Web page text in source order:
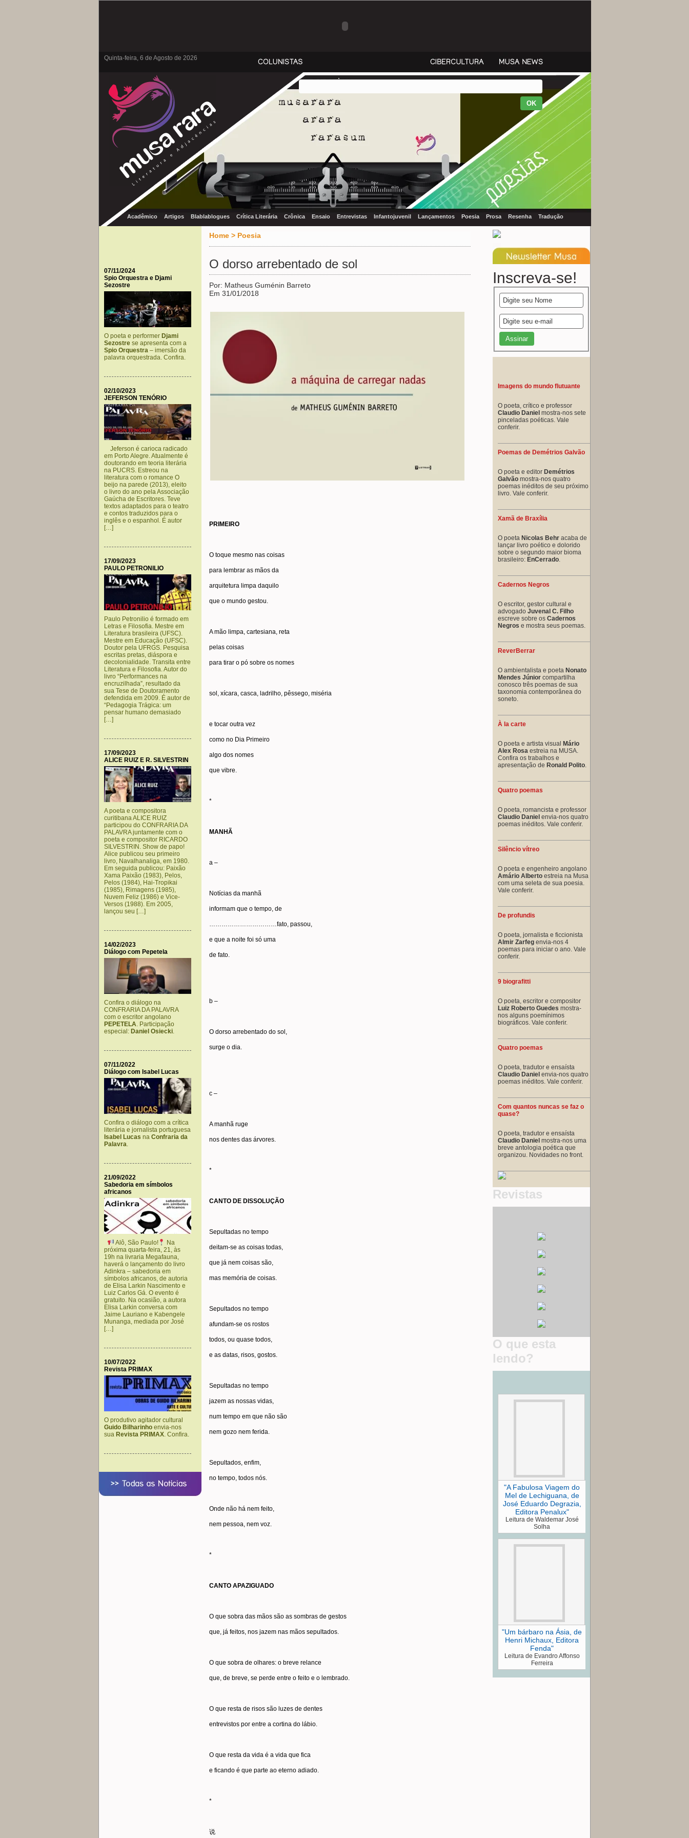
Quinta-feira, 6 de Agosto de 2026
Acadêmico Artigos Blablablogues Crítica Literária Crônica Ensaio Entrevistas Infantojuvenil Lançamentos Poesia Prosa Resenha Tradução
07/11/2024
Spio Orquestra e Djami
Sezostre
O poeta e performer Djami
Sezostre se apresenta com a
Spio Orquestra – imersão da
palavra orquestrada. Confira.
02/10/2023
JEFERSON TENÓRIO
Jeferson é carioca radicado
em Porto Alegre. Atualmente é
doutorando em teoria literária
na PUCRS. Estreou na
literatura com o romance O
beijo na parede (2013), eleito
o livro do ano pela Associação
Gaúcha de Escritores. Teve
textos adaptados para o teatro
e contos traduzidos para o
inglês e o espanhol. É autor
[…]
17/09/2023
PAULO PETRONILIO
Paulo Petronilio é formado em
Letras e Filosofia. Mestre em
Literatura brasileira (UFSC).
Mestre em Educação (UFSC).
Doutor pela UFRGS. Pesquisa
escritas pretas, diáspora e
decolonialidade. Transita entre
Literatura e Filosofia. Autor do
livro “Performances na
encruzilhada”, resultado da
sua Tese de Doutoramento
defendida em 2009. É autor de
“Pedagogia Trágica: um
pensar humano demasiado
[…]
17/09/2023
ALICE RUIZ E R. SILVESTRIN
A poeta e compositora
curitibana ALICE RUIZ
participou do CONFRARIA DA
PALAVRA juntamente com o
poeta e compositor RICARDO
SILVESTRIN. Show de papo!
Alice publicou seu primeiro
livro, Navalhanaliga, em 1980.
Em seguida publicou: Paixão
Xama Paixão (1983), Pelos,
Pelos (1984), Hai-Tropikai
(1985), Rimagens (1985),
Nuvem Feliz (1986) e Vice-
Versos (1988). Em 2005,
lançou seu […]
14/02/2023
Diálogo com Pepetela
Confira o diálogo na
CONFRARIA DA PALAVRA
com o escritor angolano
PEPETELA. Participação
especial: Daniel Osiecki.
07/11/2022
Diálogo com Isabel Lucas
Confira o diálogo com a crítica
literária e jornalista portuguesa
Isabel Lucas na Confraria da
Palavra.
21/09/2022
Sabedoria em símbolos
africanos
Alô, São Paulo!
Na
próxima quarta-feira, 21, às
19h na livraria Megafauna,
haverá o lançamento do livro
Adinkra – sabedoria em
símbolos africanos, de autoria
de Elisa Larkin Nascimento e
Luiz Carlos Gá. O evento é
gratuito. Na ocasião, a autora
Elisa Larkin conversa com
Jaime Lauriano e Kabengele
Munanga, mediada por José
[…]
10/07/2022
Revista PRIMAX
O produtivo agitador cultural
Guido Bilharinho envia-nos
sua Revista PRIMAX. Confira.
Home > Poesia
O dorso arrebentado de sol
Por: Matheus Guménin Barreto
Em 31/01/2018
PRIMEIRO
O toque mesmo nas coisas
para lembrar as mãos da
arquitetura limpa daquilo
que o mundo gestou.
A mão limpa, cartesiana, reta
pelas coisas
para tirar o pó sobre os nomes
sol, xícara, casca, ladrilho, pêssego, miséria
e tocar outra vez
como no Dia Primeiro
algo dos nomes
que vibre.
*
MANHÃ
a –
Notícias da manhã
informam que o tempo, de
……………………………fato, passou,
e que a noite foi só uma
de fato.
b –
O dorso arrebentado do sol,
surge o dia.
c –
A manhã ruge
nos dentes das árvores.
*
CANTO DE DISSOLUÇÃO
Sepultadas no tempo
deitam-se as coisas todas,
que já nem coisas são,
mas memória de coisas.
Sepultados no tempo
afundam-se os rostos
todos, ou quase todos,
e as datas, risos, gostos.
Sepultadas no tempo
jazem as nossas vidas,
num tempo em que não são
nem gozo nem ferida.
Sepultados, enfim,
no tempo, todos nós.
Onde não há nem feito,
nem pessoa, nem voz.
*
CANTO APAZIGUADO
O que sobra das mãos são as sombras de gestos
que, já feitos, nos jazem nas mãos sepultados.
O que sobra de olhares: o breve relance
que, de breve, se perde entre o feito e o lembrado.
O que resta de risos são luzes de dentes
entrevistos por entre a cortina do lábio.
O que resta da vida é a vida que fica
e ficando é que parte ao eterno adiado.
*
说
Inscreva-se!
Imagens do mundo flutuante
O poeta, crítico e professor
Claudio Daniel mostra-nos sete
pinceladas poéticas. Vale
conferir.
Poemas de Demétrios Galvão
O poeta e editor Demétrios
Galvão mostra-nos quatro
poemas inéditos de seu próximo
livro. Vale conferir.
Xamã de Braxília
O poeta Nicolas Behr acaba de
lançar livro poético e dolorido
sobre o segundo maior bioma
brasileiro: EnCerrado
Cadernos Negros
O escritor, gestor cultural e
advogado Juvenal C. Filho
escreve sobre os Cadernos
Negros e mostra seus poemas.
ReverBerrar
O ambientalista e poeta Nonato
Mendes Júnior compartilha
conosco três poemas de sua
taxonomia contemporânea do
soneto.
À la carte
O poeta e artista visual Mário
Alex Rosa estreia na MUSA.
Confira os trabalhos e
apresentação de Ronald Polito
Quatro poemas
O poeta, romancista e professor
Claudio Daniel envia-nos quatro
poemas inéditos. Vale conferir.
Silêncio vítreo
O poeta e engenheiro angolano
Amário Alberto estreia na Musa
com uma seleta de sua poesia.
Vale conferir.
De profundis
O poeta, jornalista e ficcionista
Almir Zarfeg envia-nos 4
poemas para iniciar o ano. Vale
conferir.
9 biografitti
O poeta, escritor e compositor
Luiz Roberto Guedes mostra-
nos alguns poemínimos
biográficos. Vale conferir.
Quatro poemas
O poeta, tradutor e ensaísta
Claudio Daniel envia-nos quatro
poemas inéditos. Vale conferir.
Com quantos nuncas se faz o
quase?
O poeta, tradutor e ensaísta
Claudio Daniel mostra-nos uma
breve antologia poética que
organizou. Novidades no front.
Revistas
O que esta
lendo?
"A Fabulosa Viagem do
Mel de Lechiguana, de
José Eduardo Degrazia,
Editora Penalux"
Leitura de Waldemar José
Solha
"Um bárbaro na Ásia, de
Henri Michaux, Editora
Fenda"
Leitura de Evandro Affonso
Ferreira